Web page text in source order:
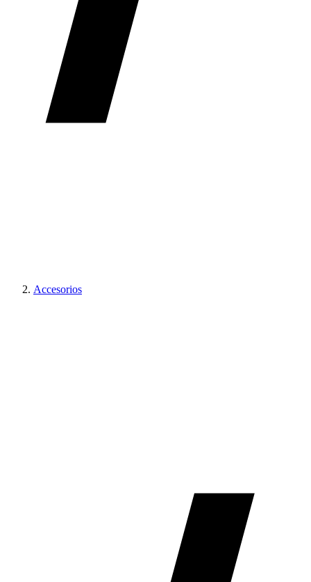
Accesorios